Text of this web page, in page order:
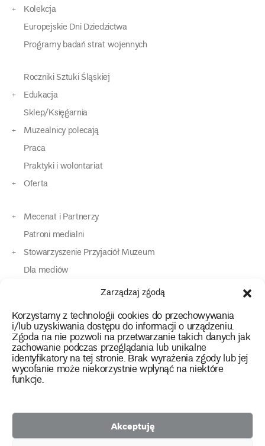
Zarządzaj zgodą
Korzystamy z technologii cookies do przechowywania
i/lub uzyskiwania dostępu do informacji o urządzeniu.
Zgoda na nie pozwoli na przetwarzanie takich danych jak
zachowanie podczas przeglądania lub unikalne
identyfikatory na tej stronie. Brak wyrażenia zgody lub jej
wycofanie może niekorzystnie wpłynąć na niektóre
funkcje.
Akceptuję
Kolekcja
Europejskie Dni Dziedzictwa
Programy badań strat wojennych
Roczniki Sztuki Śląskiej
Edukacja
Sklep/Księgarnia
Muzealnicy polecają
Praca
Praktyki i wolontariat
Oferta
Mecenat i Partnerzy
Patroni medialni
Stowarzyszenie Przyjaciół Muzeum
Dla mediów
Dla osób o specjalnych potrzebach
Kontakt
instagram
twitterfacebookyoutube
tiktok
2026 Copyright by Muzeum Narodowe we Wrocławiu
Polityka prywatności